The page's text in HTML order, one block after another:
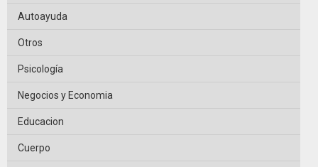
Autoayuda
Otros
Psicología
Negocios y Economia
Educacion
Cuerpo